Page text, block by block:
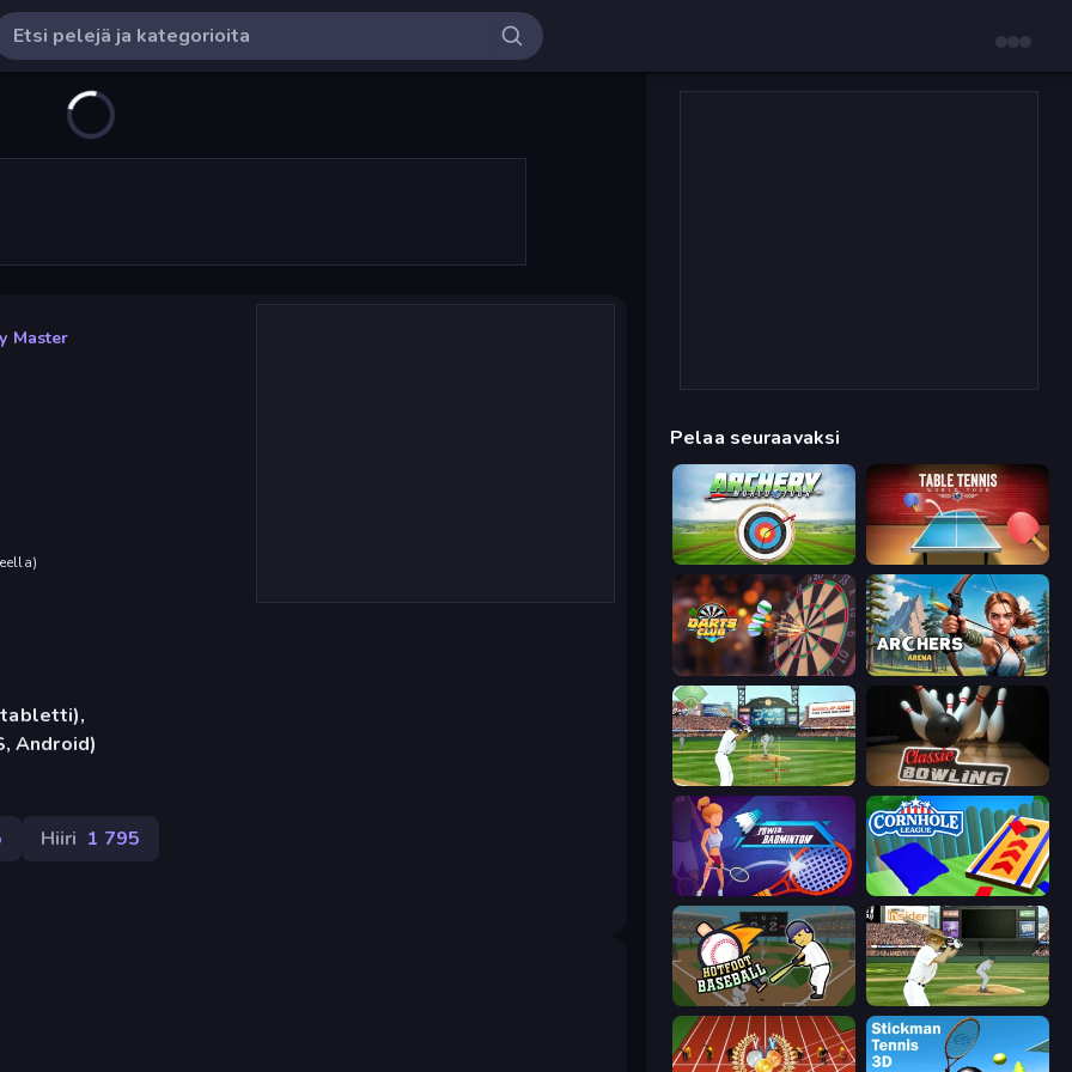
Master
)
Android)
Hiiri 1 795
Pelaa seuraavaksi
Archery World Tour Table Tennis World Tour
Darts Club Archers Arena
Baseball Classic Bowling
Power Badminton Cornhole League
Hotfoot Baseball ESPN Arcade Baseball